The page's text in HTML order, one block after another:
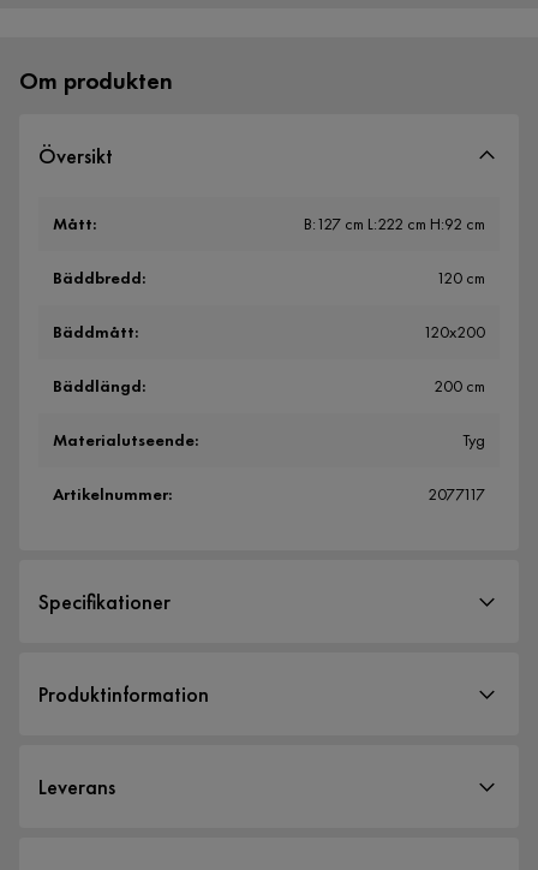
Om produkten
Översikt
Mått: B:127 cm L:222 cm H:92 cm
Bäddbredd: 120 cm
Bäddmått: 120x200
Bäddlängd: 200 cm
Materialutseende: Tyg
Artikelnummer: 2077117
Specifikationer
Storlek
Produktinformation
Leverans